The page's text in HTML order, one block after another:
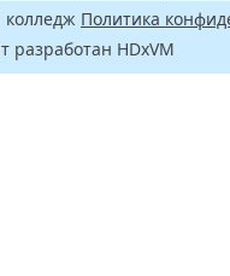
Политика
разработан HDxVM